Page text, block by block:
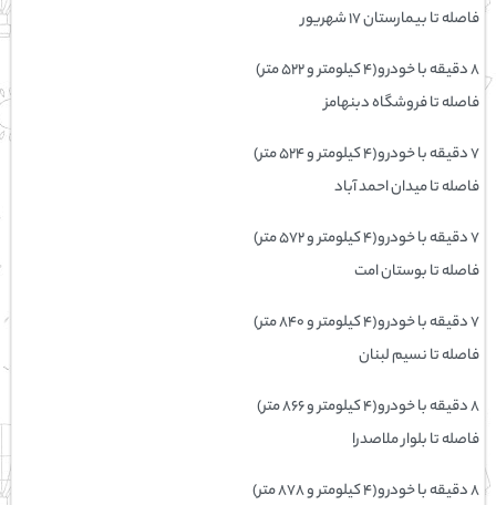
فاصله تا بيمارستان 17 شهريور
۸ دقیقه با خودرو(۴ کیلومتر و ۵۲۲ متر)
فاصله تا فروشگاه دبنهامز
۷ دقیقه با خودرو(۴ کیلومتر و ۵۲۴ متر)
فاصله تا میدان احمد آباد
۷ دقیقه با خودرو(۴ کیلومتر و ۵۷۲ متر)
فاصله تا بوستان امت
۷ دقیقه با خودرو(۴ کیلومتر و ۸۴۰ متر)
فاصله تا نسيم لبنان
۸ دقیقه با خودرو(۴ کیلومتر و ۸۶۶ متر)
فاصله تا بلوار ملاصدرا
۸ دقیقه با خودرو(۴ کیلومتر و ۸۷۸ متر)